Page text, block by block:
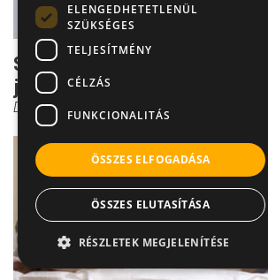
Stroke-totó: 15-ből 3 találat már
jelezhet!
Dr. Ertsey Csaba
ELENGEDHETETLENÜL
SZÜKSÉGES
TELJESÍTMÉNY
CÉLZÁS
FUNKCIONALITÁS
ÖSSZES ELFOGADÁSA
ÖSSZES ELUTASÍTÁSA
RÉSZLETEK MEGJELENÍTÉSE